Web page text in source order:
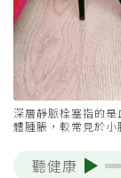
深層靜脈栓塞指的
體腫脹，較常見於小
聽健康